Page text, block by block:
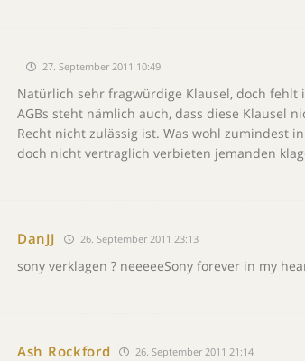
27. September 2011 10:49
Natürlich sehr fragwürdige Klausel, doch
AGBs steht nämlich auch, dass diese Klausel
Recht nicht zulässig ist. Was wohl zumindest
doch nicht vertraglich verbieten jemanden
DanJJ 26. September 2011 23:13
sony verklagen ? neeeeeSony forever in my
Ash Rockford 26. September 2011 21:14